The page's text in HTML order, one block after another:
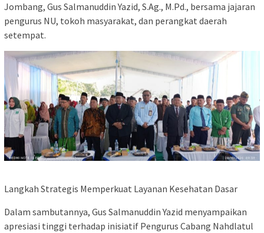
Jombang, Gus Salmanuddin Yazid, S.Ag., M.Pd., bersama jajaran
pengurus NU, tokoh masyarakat, dan perangkat daerah
setempat.
​Langkah Strategis Memperkuat Layanan Kesehatan Dasar
​Dalam sambutannya, Gus Salmanuddin Yazid menyampaikan
apresiasi tinggi terhadap inisiatif Pengurus Cabang Nahdlatul